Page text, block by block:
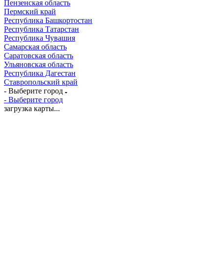
Пензенская область
Пермский край
Республика Башкортостан
Республика Татарстан
Республика Чувашия
Самарская область
Саратовская область
Ульяновская область
Республика Дагестан
Ставропольский край
- Выберите город
- Выберите город
загрузка карты...